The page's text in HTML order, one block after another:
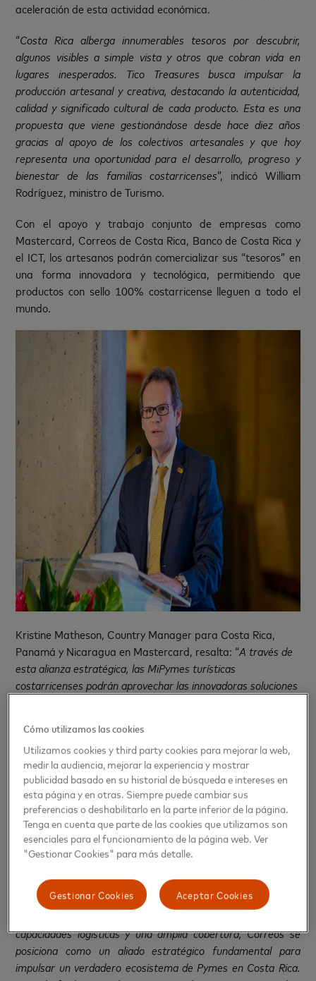
aceleración de esta actividad económica.
“Costa Rica alberga innumerables tesoros por descubrir,
algunos visibles a simple vista y otros que cobran vida en
lugares inesperados. Tico Treasures busca impulsar la
producción artesanal y creativa, destacando la autenticidad,
calidad y significado cultural de cada producto. Esta es una
propuesta que viene gestionándose desde hace diez años
gracias al apoyo de los colectivos artesanales y que hoy
representa una oportunidad para el desarrollo, progreso y
bienestar de las familias costarricenses”, indicó William
Rodríguez, ministro de Turismo.
Con el apoyo y trabajo conjunto de empresas como
Mastercard, Correos de Costa Rica, Banco de Costa Rica y
el ICT, los artesanos podrán comercializar sus “tesoros” en
una forma innovadora y tecnológica, permitiendo que
productos con sello 100% costarricense lleguen a todo el
mundo.
Kristine Matheson, Country Manager para Costa Rica,
Panamá y Nicaragua en Mastercard, resalta: “A través de
esta alianza estratégica, las MiPymes turísticas
costarricenses podrán aprovechar las innovadoras soluciones
podrán acceder a las plataformas educativas que hemos
desarrollado con nuestros aliados para ayudarles a adquirir
las herramientas y conocimientos necesarios para prosperar
en la economía digital”.
La plataforma arrancó hoy con las primeras 100 MiPymes
artesanales. En fases posteriores se pretende integrar a
MiPymes de otras actividades comerciales relevantes para
Por su parte, Mauricio Rojas, Gerente General de Correos
capacidades logísticas y una amplia cobertura, Correos se
posiciona como un aliado estratégico fundamental para
impulsar un verdadero ecosistema de Pymes en Costa Rica.
Cómo utilizamos las cookies
Utilizamos cookies y third party cookies para mejorar la web,
medir la audiencia, mejorar la experiencia y mostrar
publicidad basado en su historial de búsqueda e intereses en
esta página y en otras. Siempre puede cambiar sus
preferencias o deshabilitarlo en la parte inferior de la página.
Tenga en cuenta que parte de las cookies que utilizamos son
esenciales para el funcionamiento de la página web. Ver
"Gestionar Cookies" para más detalle.
Aceptar Cookies
Gestionar Cookies